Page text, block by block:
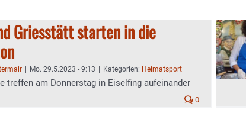
Griesstätt starten in die
Mo. 29.5.2023 - 9:13 Kategorien: Heimatsport
treffen am Donnerstag in Eiselfing aufeinander
0